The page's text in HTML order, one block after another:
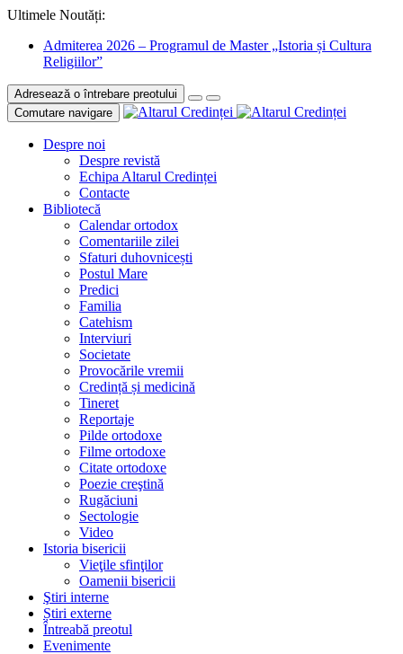
Ultimele Noutăți:
Admiterea 2026 – Programul de Master „Istoria și Cultura
Religiilor”
Adresează o întrebare preotului
Comutare navigare
Despre noi
Despre revistă
Echipa Altarul Credinței
Contacte
Bibliotecă
Calendar ortodox
Comentariile zilei
Sfaturi duhovnicești
Postul Mare
Predici
Familia
Catehism
Interviuri
Societate
Provocările vremii
Credință și medicină
Tineret
Reportaje
Pilde ortodoxe
Filme ortodoxe
Citate ortodoxe
Poezie creştină
Rugăciuni
Sectologie
Video
Istoria bisericii
Vieţile sfinţilor
Oamenii bisericii
Ştiri interne
Știri externe
Întreabă preotul
Evenimente